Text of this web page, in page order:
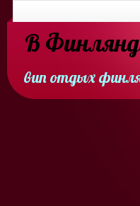
В
вип отдых